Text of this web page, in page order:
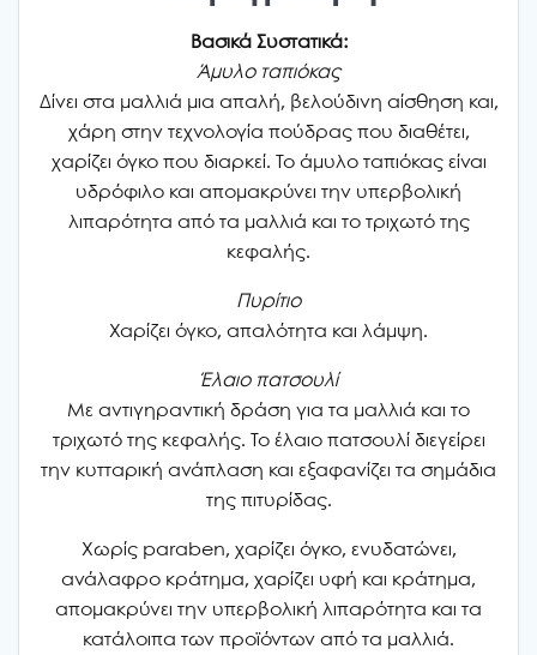
Βασικά Συστατικά:
Άμυλο ταπιόκας
Δίνει στα μαλλιά μια απαλή, βελούδινη αίσθηση και,
χάρη στην τεχνολογία πούδρας που διαθέτει,
χαρίζει όγκο που διαρκεί. Το άμυλο ταπιόκας είναι
υδρόφιλο και απομακρύνει την υπερβολική
λιπαρότητα από τα μαλλιά και το τριχωτό της
κεφαλής.
Πυρίτιο
Χαρίζει όγκο, απαλότητα και λάμψη.
Έλαιο πατσουλί
Με αντιγηραντική δράση για τα μαλλιά και το
τριχωτό της κεφαλής. Το έλαιο πατσουλί διεγείρει
την κυτταρική ανάπλαση και εξαφανίζει τα σημάδια
της πιτυρίδας.
Χωρίς paraben, χαρίζει όγκο, ενυδατώνει,
ανάλαφρο κράτημα, χαρίζει υφή και κράτημα,
απομακρύνει την υπερβολική λιπαρότητα και τα
κατάλοιπα των προϊόντων από τα μαλλιά.